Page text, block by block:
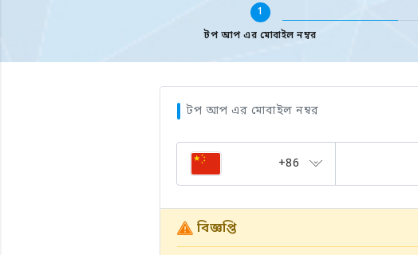
1
টপ আপ এর মোবাইল নম্বর
টপ আপ এর মোবাইল নম্বর
+86
বিজ্ঞপ্তি